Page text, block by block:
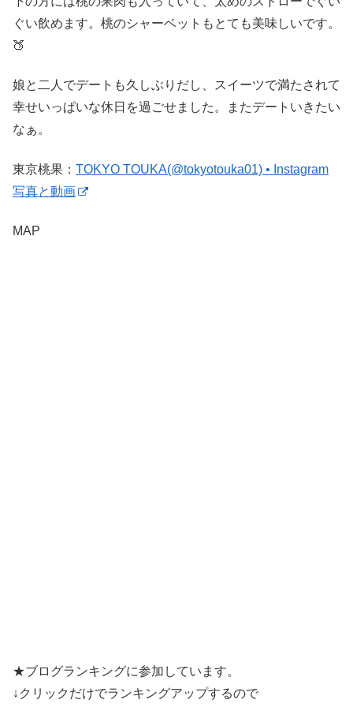
ぐい飲めます。桃のシャーベットもとても美味しいです。
🍑
娘と二人でデートも久しぶりだし、スイーツで満たされて
幸せいっぱいな休日を過ごせました。またデートいきたい
なぁ。
東京桃果： TOKYO TOUKA(@tokyotouka01) • Instagram
写真と動画
MAP
★ブログランキングに参加しています。
↓クリックだけでランキングアップするので